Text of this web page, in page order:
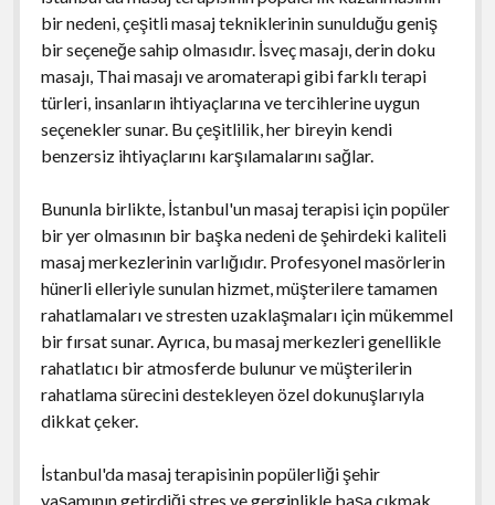
bir nedeni, çeşitli masaj tekniklerinin sunulduğu geniş
bir seçeneğe sahip olmasıdır. İsveç masajı, derin doku
masajı, Thai masajı ve aromaterapi gibi farklı terapi
türleri, insanların ihtiyaçlarına ve tercihlerine uygun
seçenekler sunar. Bu çeşitlilik, her bireyin kendi
benzersiz ihtiyaçlarını karşılamalarını sağlar.
Bununla birlikte, İstanbul'un masaj terapisi için popüler
bir yer olmasının bir başka nedeni de şehirdeki kaliteli
masaj merkezlerinin varlığıdır. Profesyonel masörlerin
hünerli elleriyle sunulan hizmet, müşterilere tamamen
rahatlamaları ve stresten uzaklaşmaları için mükemmel
bir fırsat sunar. Ayrıca, bu masaj merkezleri genellikle
rahatlatıcı bir atmosferde bulunur ve müşterilerin
rahatlama sürecini destekleyen özel dokunuşlarıyla
dikkat çeker.
İstanbul'da masaj terapisinin popülerliği şehir
yaşamının getirdiği stres ve gerginlikle başa çıkmak